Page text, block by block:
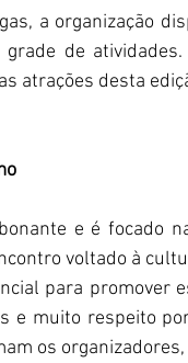
a organização
de
atrações desta
e é focado
voltado à
para promover
e muito respeito
os